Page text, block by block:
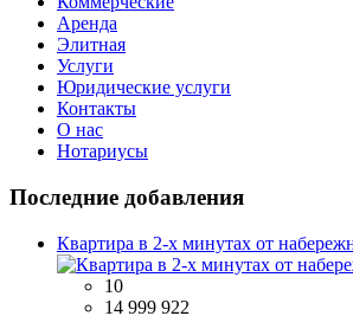
Аренда
Элитная
Услуги
Юридические услуги
Контакты
О нас
Нотариусы
Последние добавления
Квартира в 2-х минутах от
10
14 999 922